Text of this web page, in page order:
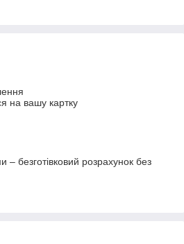
на вашу картку
– безготівковий розрахунок без